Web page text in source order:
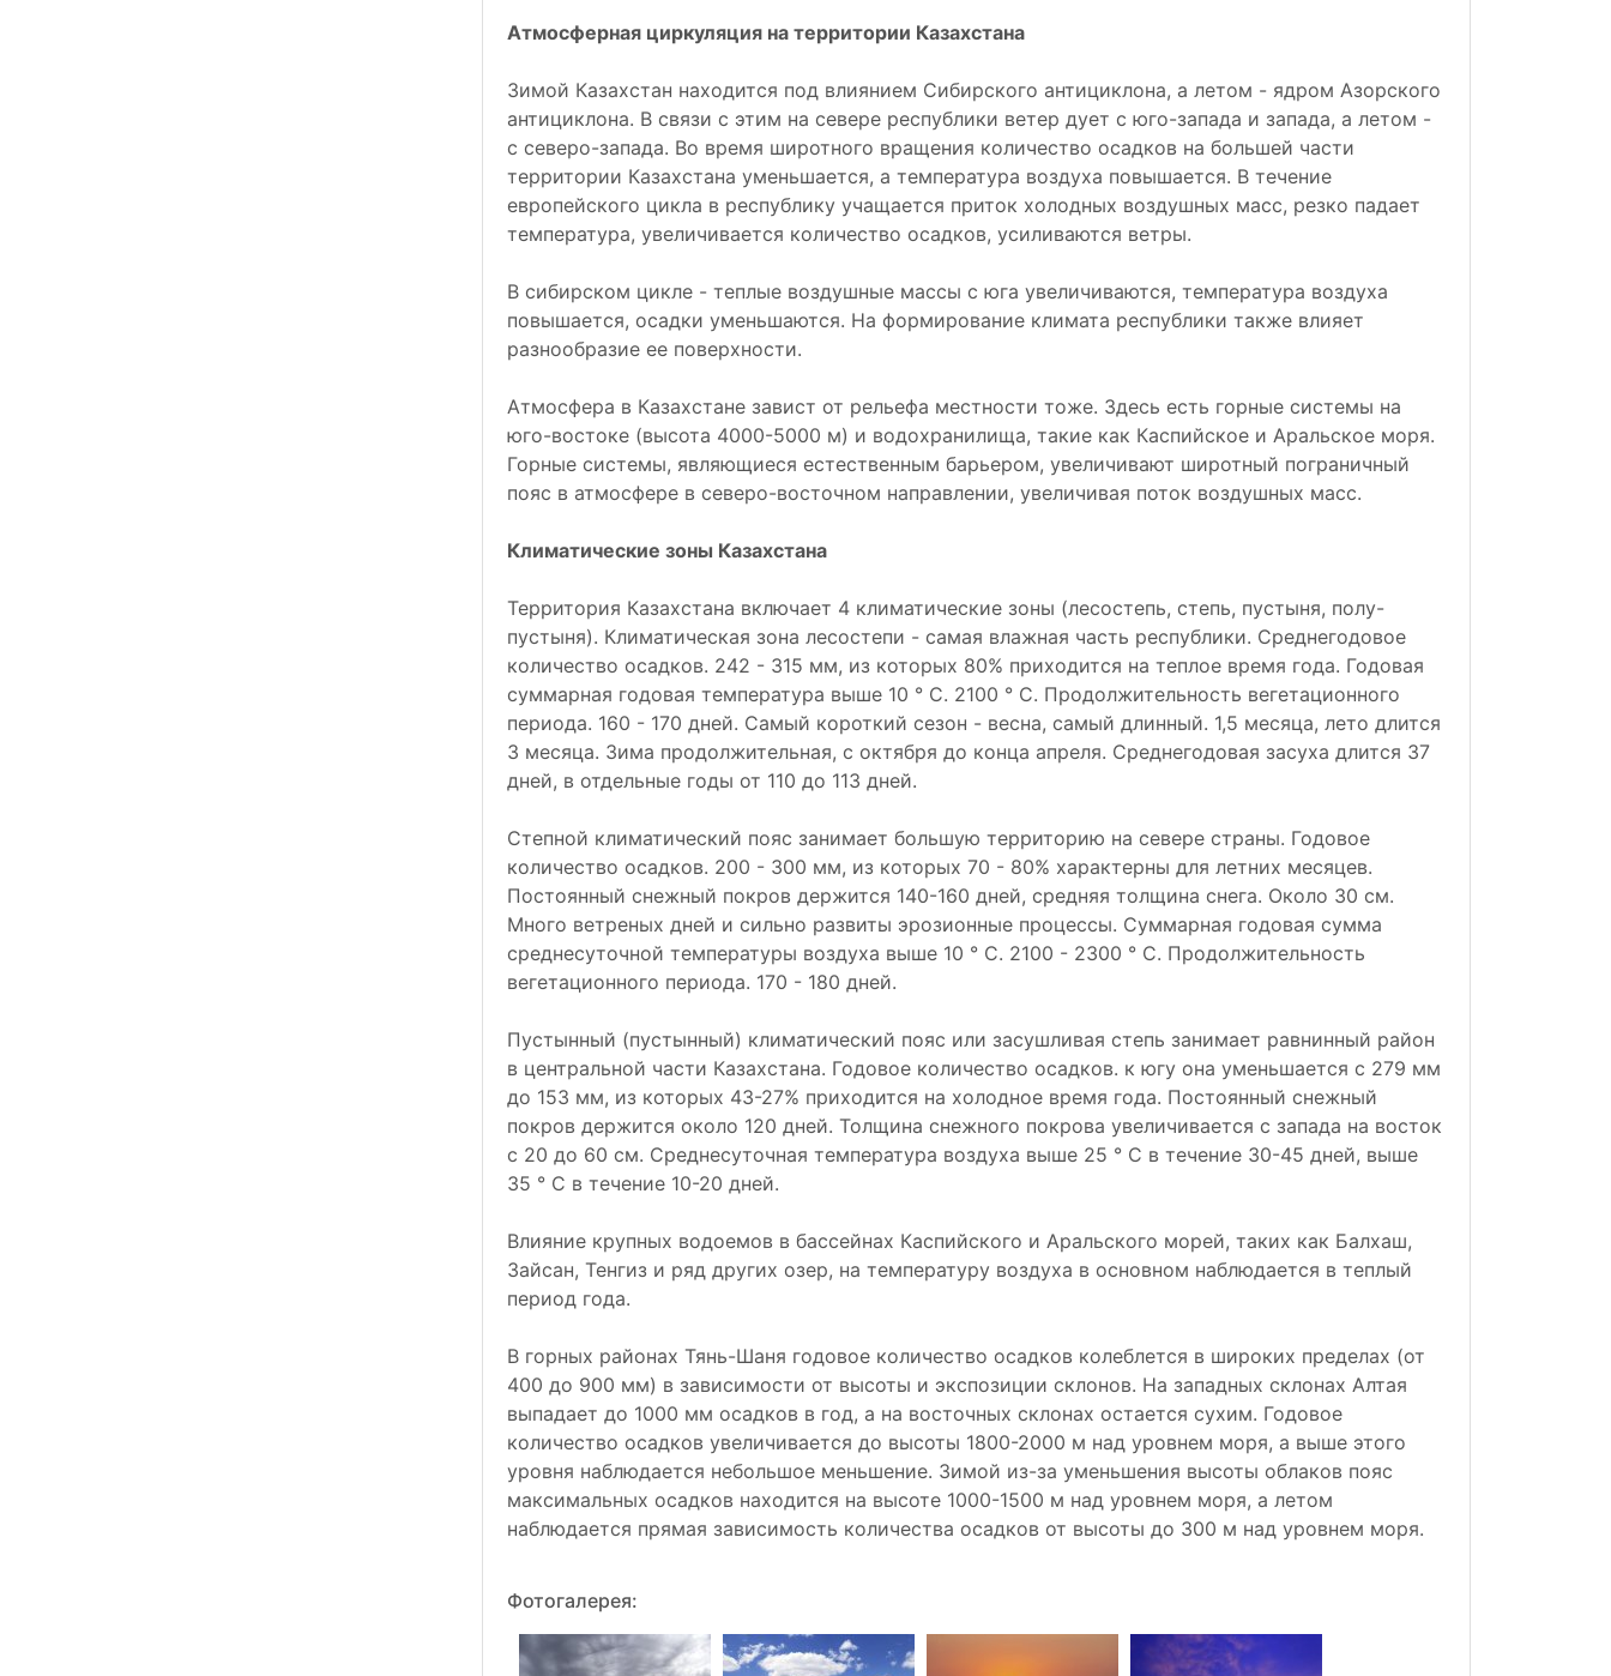
Атмосферная циркуляция на территории Казахстана
Зимой Казахстан находится под влиянием Сибирского антициклона, а летом - ядром Азорского
антициклона. В связи с этим на севере республики ветер дует с юго-запада и запада, а летом -
с северо-запада. Во время широтного вращения количество осадков на большей части
территории Казахстана уменьшается, а температура воздуха повышается. В течение
европейского цикла в республику учащается приток холодных воздушных масс, резко падает
температура, увеличивается количество осадков, усиливаются ветры.
В сибирском цикле - теплые воздушные массы с юга увеличиваются, температура воздуха
повышается, осадки уменьшаются. На формирование климата республики также влияет
разнообразие ее поверхности.
Атмосфера в Казахстане завист от рельефа местности тоже. Здесь есть горные системы на
юго-востоке (высота 4000-5000 м) и водохранилища, такие как Каспийское и Аральское моря.
Горные системы, являющиеся естественным барьером, увеличивают широтный пограничный
пояс в атмосфере в северо-восточном направлении, увеличивая поток воздушных масс.
Климатические зоны Казахстана
Территория Казахстана включает 4 климатические зоны (лесостепь, степь, пустыня, полу-
пустыня). Климатическая зона лесостепи - самая влажная часть республики. Среднегодовое
количество осадков. 242 - 315 мм, из которых 80% приходится на теплое время года. Годовая
суммарная годовая температура выше 10 ° С. 2100 ° С. Продолжительность вегетационного
периода. 160 - 170 дней. Самый короткий сезон - весна, самый длинный. 1,5 месяца, лето длится
3 месяца. Зима продолжительная, с октября до конца апреля. Среднегодовая засуха длится 37
дней, в отдельные годы от 110 до 113 дней.
Степной климатический пояс занимает большую территорию на севере страны. Годовое
количество осадков. 200 - 300 мм, из которых 70 - 80% характерны для летних месяцев.
Постоянный снежный покров держится 140-160 дней, средняя толщина снега. Около 30 см.
Много ветреных дней и сильно развиты эрозионные процессы. Суммарная годовая сумма
среднесуточной температуры воздуха выше 10 ° С. 2100 - 2300 ° С. Продолжительность
вегетационного периода. 170 - 180 дней.
Пустынный (пустынный) климатический пояс или засушливая степь занимает равнинный район
в центральной части Казахстана. Годовое количество осадков. к югу она уменьшается с 279 мм
до 153 мм, из которых 43-27% приходится на холодное время года. Постоянный снежный
покров держится около 120 дней. Толщина снежного покрова увеличивается с запада на восток
с 20 до 60 см. Среднесуточная температура воздуха выше 25 ° С в течение 30-45 дней, выше
35 ° С в течение 10-20 дней.
Влияние крупных водоемов в бассейнах Каспийского и Аральского морей, таких как Балхаш,
Зайсан, Тенгиз и ряд других озер, на температуру воздуха в основном наблюдается в теплый
период года.
В горных районах Тянь-Шаня годовое количество осадков колеблется в широких пределах (от
400 до 900 мм) в зависимости от высоты и экспозиции склонов. На западных склонах Алтая
выпадает до 1000 мм осадков в год, а на восточных склонах остается сухим. Годовое
количество осадков увеличивается до высоты 1800-2000 м над уровнем моря, а выше этого
уровня наблюдается небольшое меньшение. Зимой из-за уменьшения высоты облаков пояс
максимальных осадков находится на высоте 1000-1500 м над уровнем моря, а летом
наблюдается прямая зависимость количества осадков от высоты до 300 м над уровнем моря.
Фотогалерея: